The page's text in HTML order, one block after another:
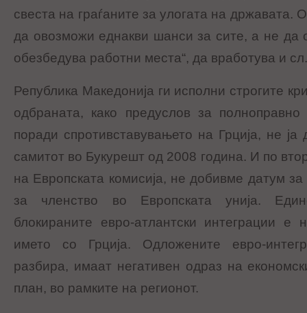
свеста на граѓаните за улогата на државата.
да овозможи еднакви шанси за сите, а не да
обезбедува работни места“, да вработува и сл.
Република Македонија ги исполни строгите
одбраната, како предуслов за
поради спротивставувањето на Грција, не
самитот во Букурешт од 2008 година. И по
на Европската комисија, не добивме датум за
за членство во Европската унија.
блокираните евро-атлантски интеграции е
името со Грција. Одложените евро-
разбира, имаат негативен одраз на
план, во рамките на регионот.